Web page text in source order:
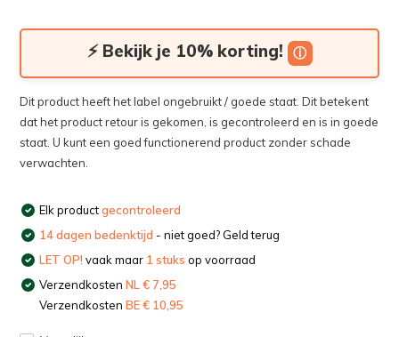
⚡ Bekijk je 10% korting! ⓘ
Dit product heeft het label ongebruikt / goede staat. Dit betekent
dat het product retour is gekomen, is gecontroleerd en is in goede
staat. U kunt een goed functionerend product zonder schade
verwachten.
Elk productgecontroleerd
14 dagen bedenktijd - niet goed? Geld terug
LET OP! vaak maar 1 stuks op voorraad
VerzendkostenNL € 7,95
VerzendkostenBE € 10,95